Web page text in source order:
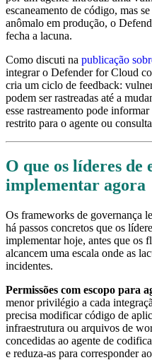
escaneamento de código, mas
anômalo em produção, o
fecha a lacuna.
Como discuti na publicação
integrar o Defender for Cloud
cria um ciclo de feedback:
podem ser rastreadas até a
esse rastreamento pode
restrito para o agente ou
O que os líderes de
implementar agora
Os frameworks de governança
há passos concretos que os
implementar hoje, antes que os
alcancem uma escala onde as
incidentes.
Permissões com escopo para
menor privilégio a cada
precisa modificar código de
infraestrutura ou arquivos de
concedidas ao agente de
e reduza-as para corresponder